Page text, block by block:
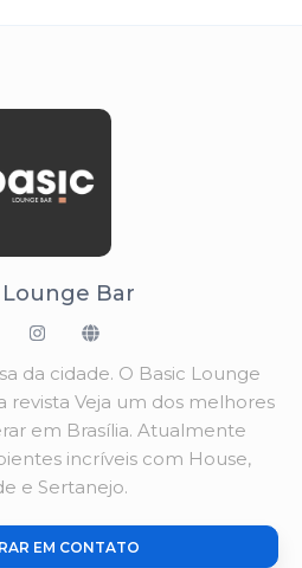
Lounge Bar
da cidade. O Basic Lounge
revista Veja um dos melhores
em Brasília. Atualmente
incríveis com House,
e Sertanejo.
EM CONTATO